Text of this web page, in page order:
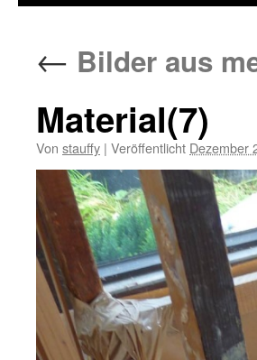
← Bilder aus
Material(7)
Von stauffy | Veröffentlicht Dezember